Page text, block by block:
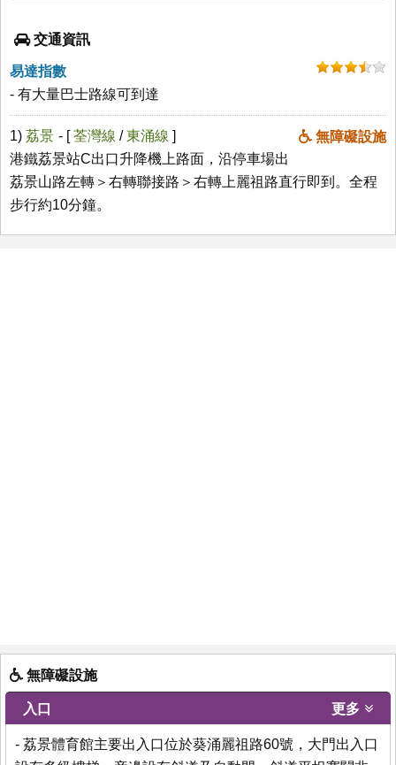
交通資訊
易達指數
- 有大量巴士路線可到達
1) 荔景 無障礙設施
- [荃灣線 /東涌線 ]
港鐵荔景站C出口升降機上路面，沿停車場出
荔景山路左轉＞右轉聯接路＞右轉上麗祖路直行即到。全程
步行約10分鐘。
無障礙設施
入口 更多
- 荔景體育館主要出入口位於葵涌麗祖路60號，大門出入口